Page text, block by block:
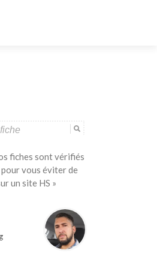
fiches sont vérifiés
vous éviter de
un site HS »